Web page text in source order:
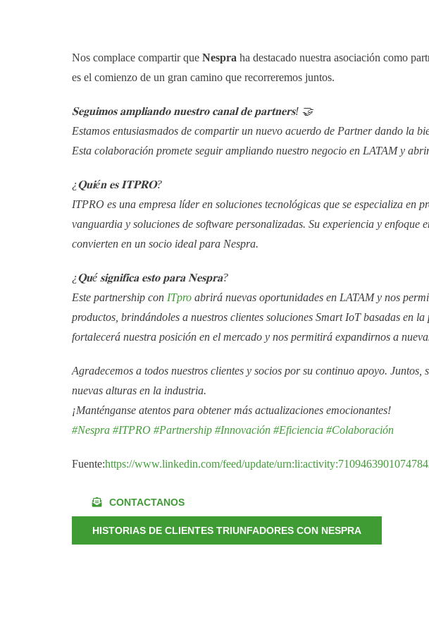
Nos complace compartir que Nespra ha destacado nuestra asociación como
es el comienzo de un gran camino que recorreremos juntos.
𝐒𝐞𝐠𝐮𝐢𝐦𝐨𝐬 𝐚𝐦𝐩𝐥𝐢𝐚𝐧𝐝𝐨 𝐧𝐮𝐞𝐬𝐭𝐫𝐨 𝐜𝐚𝐧𝐚𝐥 𝐝𝐞 𝐩𝐚𝐫𝐭𝐧𝐞𝐫𝐬! 🤝
Estamos entusiasmados de compartir un nuevo acuerdo de Partner dando la
Esta colaboración promete seguir ampliando nuestro negocio en LATAM y
¿𝐐𝐮𝐢é𝐧 𝐞𝐬 𝐈𝐓𝐏𝐑𝐎?
ITPRO es una empresa líder en soluciones tecnológicas que se especializa en
vanguardia y soluciones de software personalizadas. Su experiencia y enfoque
convierten en un socio ideal para Nespra.
¿𝐐𝐮é 𝐬𝐢𝐠𝐧𝐢𝐟𝐢𝐜𝐚 𝐞𝐬𝐭𝐨 𝐩𝐚𝐫𝐚 𝐍𝐞𝐬𝐩𝐫𝐚?
Este partnership con ITproabrirá nuevas oportunidades en LATAM y nos
productos, brindándoles a nuestros clientes soluciones Smart IoT basadas en
fortalecerá nuestra posición en el mercado y nos permitirá expandirnos a
Agradecemos a todos nuestros clientes y socios por su continuo apoyo. Juntos,
nuevas alturas en la industria.
¡Manténganse atentos para obtener más actualizaciones emocionantes!
#Nespra #ITPRO #Partnership #Innovación #Eficiencia #Colaboración
Fuente:https://www.linkedin.com/feed/update/
CONTACTANOS
HISTORIAS DE CLIENTES TRIUNFADORES CON NESPRA